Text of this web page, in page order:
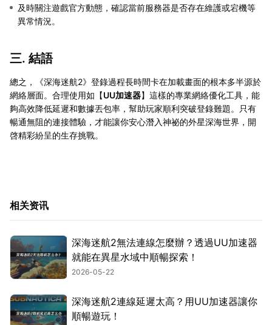
及時關注遊戲官方動態，確認當前服務器是否存在維護或宕機等
異常情況。
三. 結語
總之，《深海迷航2》登錄過程長時間卡在加載畫面的根本多半源於
網絡層面。合理使用如【UU加速器】這樣的專業網絡優化工具，能
夠高效降低延遲和數據丟包率，幫助玩家順利突破登錄難題。只有
暢通無阻的連接體驗，才能讓你安心潛入神祕的外星深海世界，開
啓精彩紛呈的生存挑戰。
相关资讯
深海迷航2無法連線怎麼辦？透過UU加速器
就能在異星水域中順暢探索！
2026-05-22
深海迷航2連線延遲太高？用UU加速器讓你
順暢遊玩！